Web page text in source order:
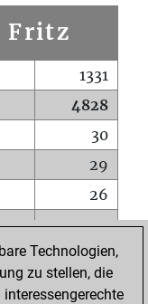
Fritz
1331
4828
30
29
26
37
167
0
Technologien,
zu stellen, die